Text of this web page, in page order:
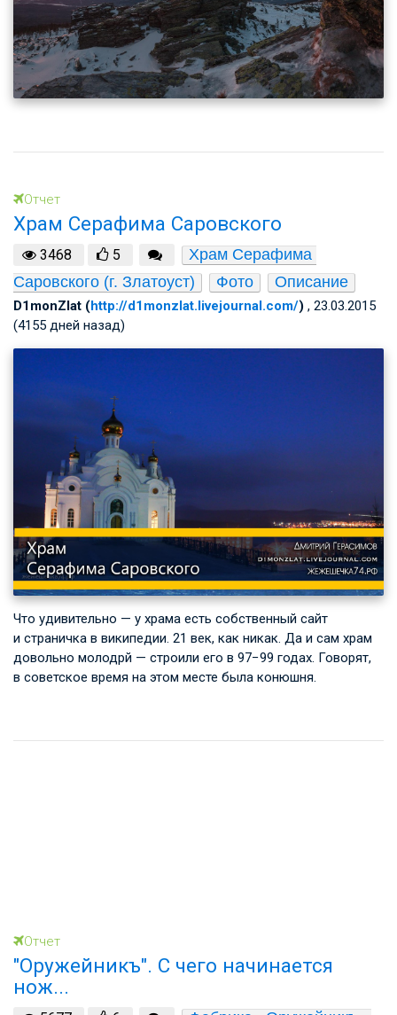
Отчет
Храм Серафима Саровского
3468 5
Храм Серафима
Саровского (г. Златоуст)
Фото Описание
D1monZlat (http://d1monzlat.livejournal.com/) , 23.03.2015
(4155 дней назад)
Что удивительно — у храма есть собственный сайт
и страничка в википедии. 21 век, как никак. Да и сам храм
довольно молодрй — строили его в 97−99 годах. Говорят,
в советское время на этом месте была конюшня.
Отчет
"Оружейникъ". С чего начинается
нож...